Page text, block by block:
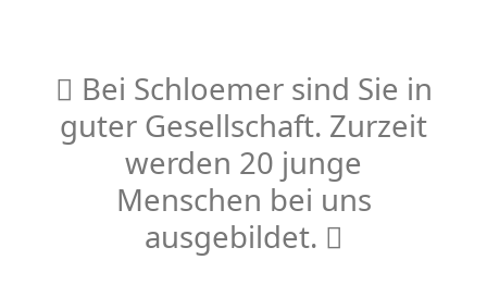
Bei Schloemer sind Sie in
guter Gesellschaft. Zurzeit
werden 20 junge
Menschen bei uns
ausgebildet.